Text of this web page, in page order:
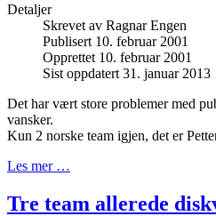
Detaljer
Skrevet av Ragnar Engen
Publisert 10. februar 2001
Opprettet 10. februar 2001
Sist oppdatert 31. januar 2013
Det har vært store problemer med
vansker.
Kun 2 norske team igjen, det er
Les mer …
Tre team allerede